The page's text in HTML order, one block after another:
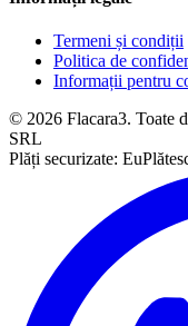
Termeni și condiții
Politica de
Informații pentru
© 2026 Flacara3. Toate
SRL
Plăți securizate: